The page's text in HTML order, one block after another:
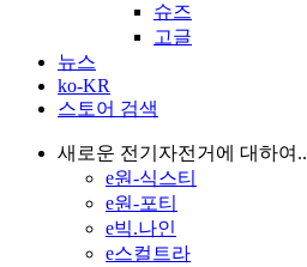
슈즈
고글
뉴스
ko-KR
스토어 검색
새로운 전기자전거에 대하여..
e원-식스티
e원-포티
e빅.나인
e스컬트라